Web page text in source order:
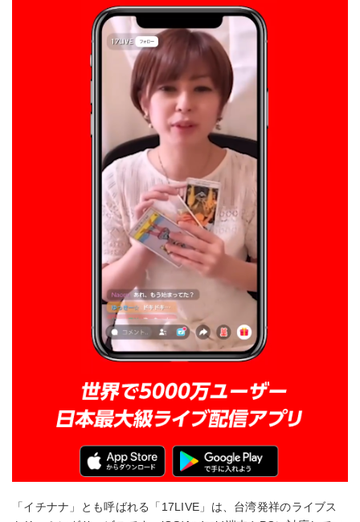
「イチナナ」とも呼ばれる「17LIVE」は、台湾発祥のライブス